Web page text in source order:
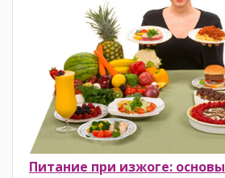
Питание при изжоге: основы